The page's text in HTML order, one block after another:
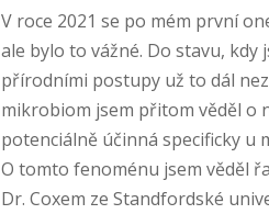
V roce 2021 se po mém první
ale bylo to vážné. Do stavu, kdy
přírodními postupy už to dál
mikrobiom jsem přitom věděl o
potenciálně účinná specificky u
O tomto fenoménu jsem věděl
Dr. Coxem ze Standfordské